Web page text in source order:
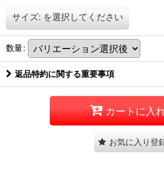
サイズ: を選択してください
数量:
返品特約に関する重要事項
カートに入
お気に入り登